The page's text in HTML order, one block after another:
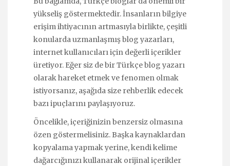
yükseliş göstermektedir. İnsanların bilgiye
erişim ihtiyacının artmasıyla birlikte, çeşitli
konularda uzmanlaşmış blog yazarları,
internet kullanıcıları için değerli içerikler
üretiyor. Eğer siz de bir Türkçe blog yazarı
olarak hareket etmek ve fenomen olmak
istiyorsanız, aşağıda size rehberlik edecek
bazı ipuçlarını paylaşıyoruz.
Öncelikle, içeriğinizin benzersiz olmasına
özen göstermelisiniz. Başka kaynaklardan
kopyalama yapmak yerine, kendi kelime
dağarcığınızı kullanarak orijinal içerikler